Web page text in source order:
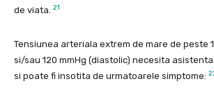
de viata.
21
Tensiunea arteriala extrem de mare de peste
si/sau 120 mmHg (diastolic) necesita
si poate fi insotita de urmatoarele simptome: